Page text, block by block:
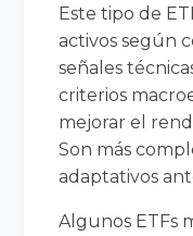
Este tipo de
activos según
señales
criterios
mejorar el
Son más
adaptativos
Algunos ETFs